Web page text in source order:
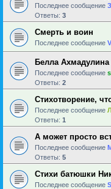
Последнее сообщение
Ответы: 3
Смерть и воин
Последнее сообщение
Белла Ахмадулина
Последнее сообщение
Ответы: 2
Стихотворение,
Последнее сообщение
Ответы: 1
А может просто
Последнее сообщение
Ответы: 5
Стихи батюшки
Последнее сообщение